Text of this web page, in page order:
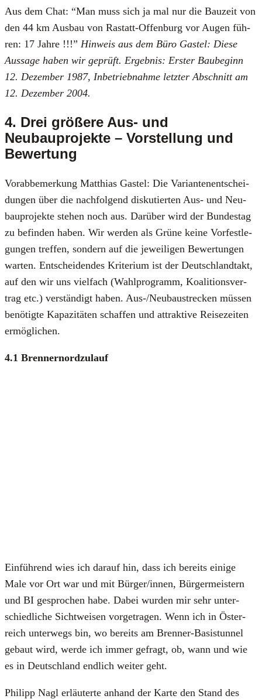
Aus dem Chat: “Man muss sich ja mal nur die Bau­zeit von
den 44 km Aus­bau von Ras­tatt-Offen­burg vor Augen füh­
ren: 17 Jah­re !!!” Hin­weis aus dem Büro Gastel: Die­se
Aus­sa­ge haben wir geprüft. Ergeb­nis: Ers­ter Bau­be­ginn
12. Dezem­ber 1987, Inbe­trieb­nah­me letz­ter Abschnitt am
12. Dezem­ber 2004.
4. Drei größere Aus- und
Neubauprojekte – Vorstellung und
Bewertung
Vor­ab­be­mer­kung Mat­thi­as Gastel: Die Vari­an­ten­ent­schei­
dun­gen über die nach­fol­gend dis­ku­tier­ten Aus- und Neu­
bau­pro­jek­te ste­hen noch aus. Dar­über wird der Bun­des­tag
zu befin­den haben. Wir wer­den als Grü­ne kei­ne Vor­fest­le­
gun­gen tref­fen, son­dern auf die jewei­li­gen Bewer­tun­gen
war­ten. Ent­schei­den­des Kri­te­ri­um ist der Deutsch­land­takt,
auf den wir uns viel­fach (Wahl­pro­gramm, Koali­ti­ons­ver­
trag etc.) ver­stän­digt haben. Aus-/Neu­bau­stre­cken müs­sen
benö­tig­te Kapa­zi­tä­ten schaf­fen und attrak­ti­ve Rei­se­zei­ten
ermög­li­chen.
4.1 Bren­ner­nord­zu­lauf
Ein­füh­rend wies ich dar­auf hin, dass ich bereits eini­ge
Male vor Ort war und mit Bürger/innen, Bür­ger­meis­tern
und BI gespro­chen habe. Dabei wur­den mir sehr unter­
schied­li­che Sicht­wei­sen vor­ge­tra­gen. Wenn ich in Öster­
reich unter­wegs bin, wo bereits am Bren­ner-Basis­tun­nel
gebaut wird, wer­de ich immer gefragt, ob, wann und wie
es in Deutsch­land end­lich wei­ter geht.
Phil­ipp Nagl erläu­ter­te anhand der Kar­te den Stand des